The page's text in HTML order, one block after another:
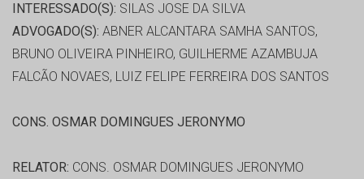
INTERESSADO(S): SILAS JOSE DA SILVA
ADVOGADO(S): ABNER ALCANTARA SAMHA SANTOS,
BRUNO OLIVEIRA PINHEIRO, GUILHERME AZAMBUJA
FALCÃO NOVAES, LUIZ FELIPE FERREIRA DOS SANTOS
CONS. OSMAR DOMINGUES JERONYMO
RELATOR: CONS. OSMAR DOMINGUES JERONYMO